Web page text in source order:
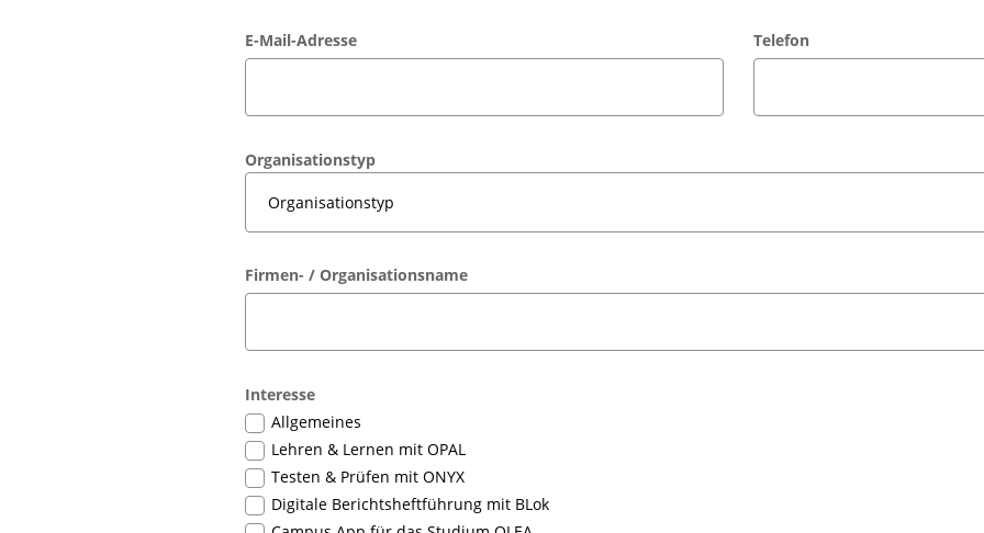
E-Mail-Adresse Telefon
Organisationstyp
Firmen- / Organisationsname
Interesse
Allgemeines
Lehren & Lernen mit OPAL
Testen & Prüfen mit ONYX
Digitale Berichtsheftführung mit BLok